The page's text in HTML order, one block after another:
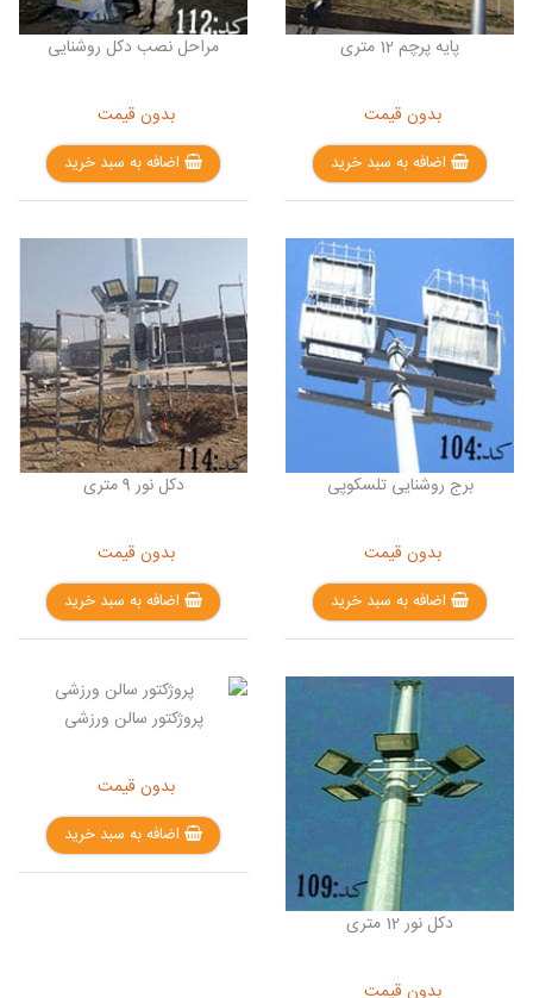
پایه پرچم 12 متری
بدون قیمت
اضافه به سبد خرید
مراحل نصب دکل روشنایی
بدون قیمت
اضافه به سبد خرید
برج روشنایی تلسکوپی
بدون قیمت
اضافه به سبد خرید
دکل نور 9 متری
بدون قیمت
اضافه به سبد خرید
دکل نور 12 متری
بدون قیمت
پروژکتور سالن ورزشی
بدون قیمت
اضافه به سبد خرید